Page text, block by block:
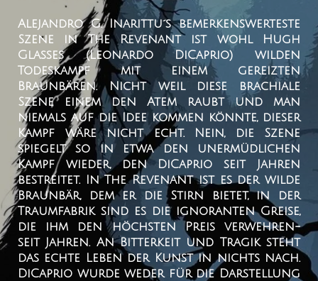
Alejandro G. Inarittu´s bemerkenswerteste
Szene in The Revenant ist wohl Hugh
Glasses (Leonardo DiCaprio) wilden
Todeskampf mit einem gereizten
Braunbären. Nicht weil diese brachiale
Szene einem den Atem raubt und man
niemals auf die Idee kommen könnte, dieser
Kampf wäre nicht echt. Nein, die Szene
spiegelt so in etwa den unermüdlichen
Kampf wieder, den DiCaprio seit Jahren
bestreitet. In The Revenant ist es der wilde
Braunbär, dem er die Stirn bietet, in der
Traumfabrik sind es die ignoranten Greise,
die ihm den höchsten Preis verwehren-
seit Jahren. An Bitterkeit und Tragik steht
das echte Leben der Kunst in nichts nach.
DiCaprio wurde weder für die Darstellung